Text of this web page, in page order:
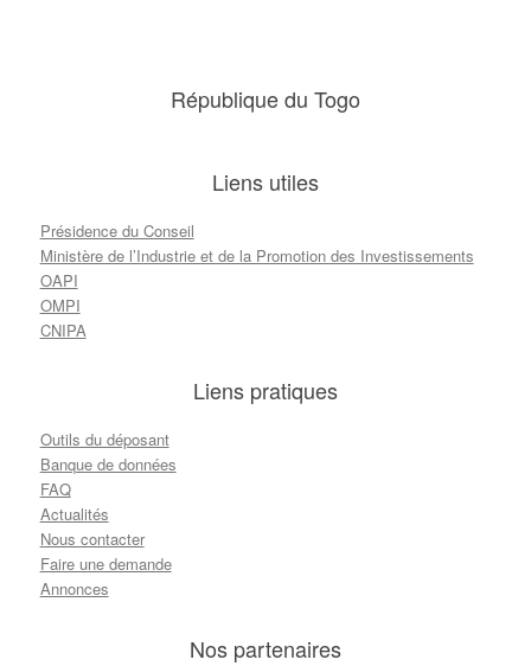
République du Togo
Liens utiles
Présidence du Conseil
Ministère de l’Industrie et de la Promotion des Investissements
OAPI
OMPI
CNIPA
Liens pratiques
Outils du déposant
Banque de données
FAQ
Actualités
Nous contacter
Faire une demande
Annonces
Nos partenaires